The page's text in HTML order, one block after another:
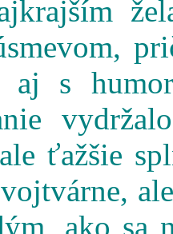
aj s
ťažšie
ako sa